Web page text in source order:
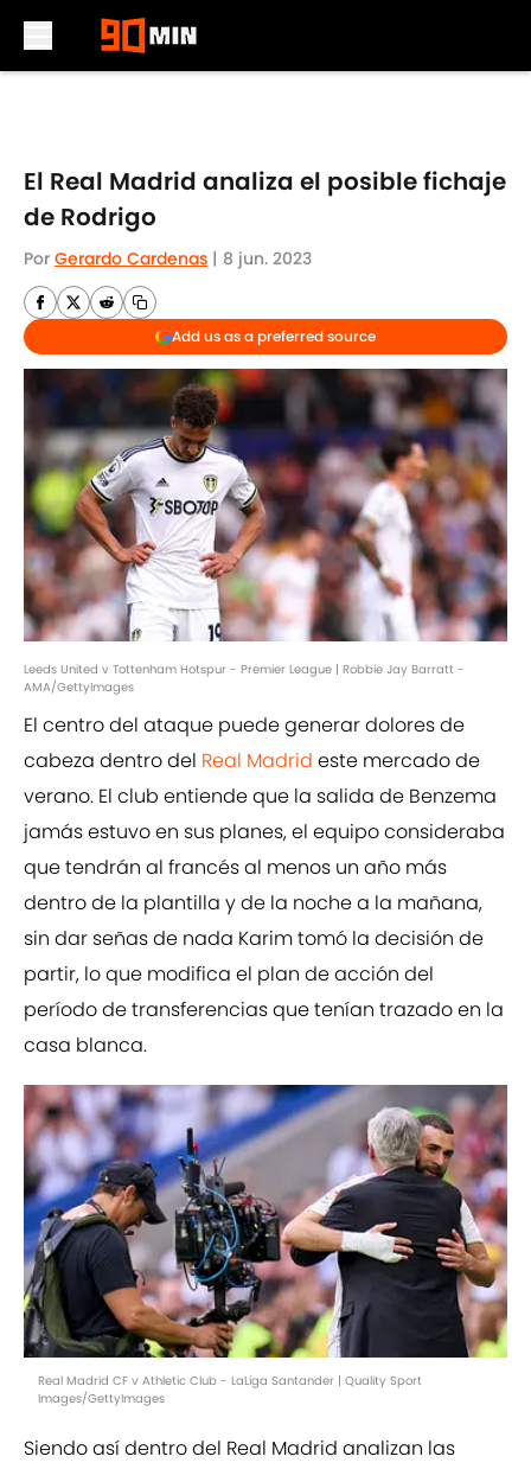
El Real Madrid analiza el posible fichaje
de Rodrigo
Por Gerardo Cardenas | 8 jun. 2023
Add us as a preferred source
Leeds United v Tottenham Hotspur - Premier League | Robbie Jay Barratt -
AMA/GettyImages
El centro del ataque puede generar dolores de
cabeza dentro del Real Madrid este mercado de
verano. El club entiende que la salida de Benzema
jamás estuvo en sus planes, el equipo consideraba
que tendrán al francés al menos un año más
dentro de la plantilla y de la noche a la mañana,
sin dar señas de nada Karim tomó la decisión de
partir, lo que modifica el plan de acción del
período de transferencias que tenían trazado en la
casa blanca.
Real Madrid CF v Athletic Club - LaLiga Santander | Quality Sport
Images/GettyImages
Siendo así dentro del Real Madrid analizan las